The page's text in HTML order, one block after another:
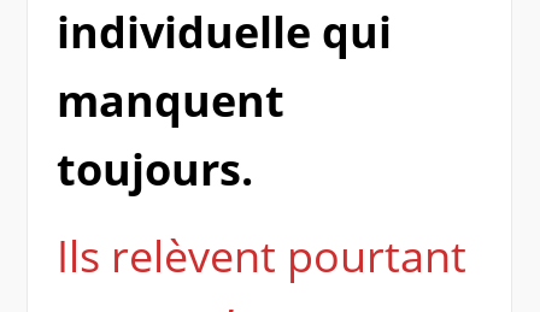
individuelle qui
manquent
toujours.
Ils relèvent pourtant